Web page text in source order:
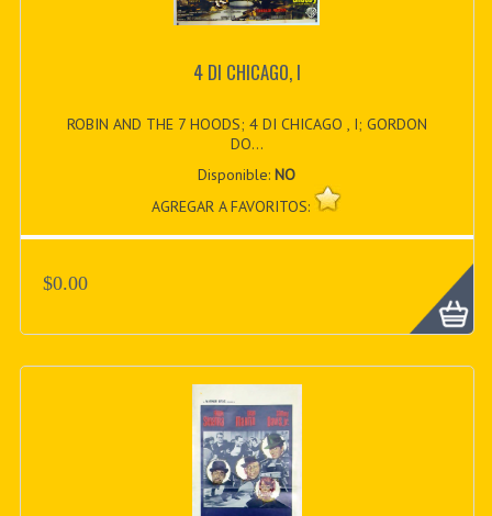
4 DI CHICAGO, I
ROBIN AND THE 7 HOODS; 4 DI CHICAGO , I; GORDON
DO...
Disponible:NO
AGREGAR A FAVORITOS:
$0.00